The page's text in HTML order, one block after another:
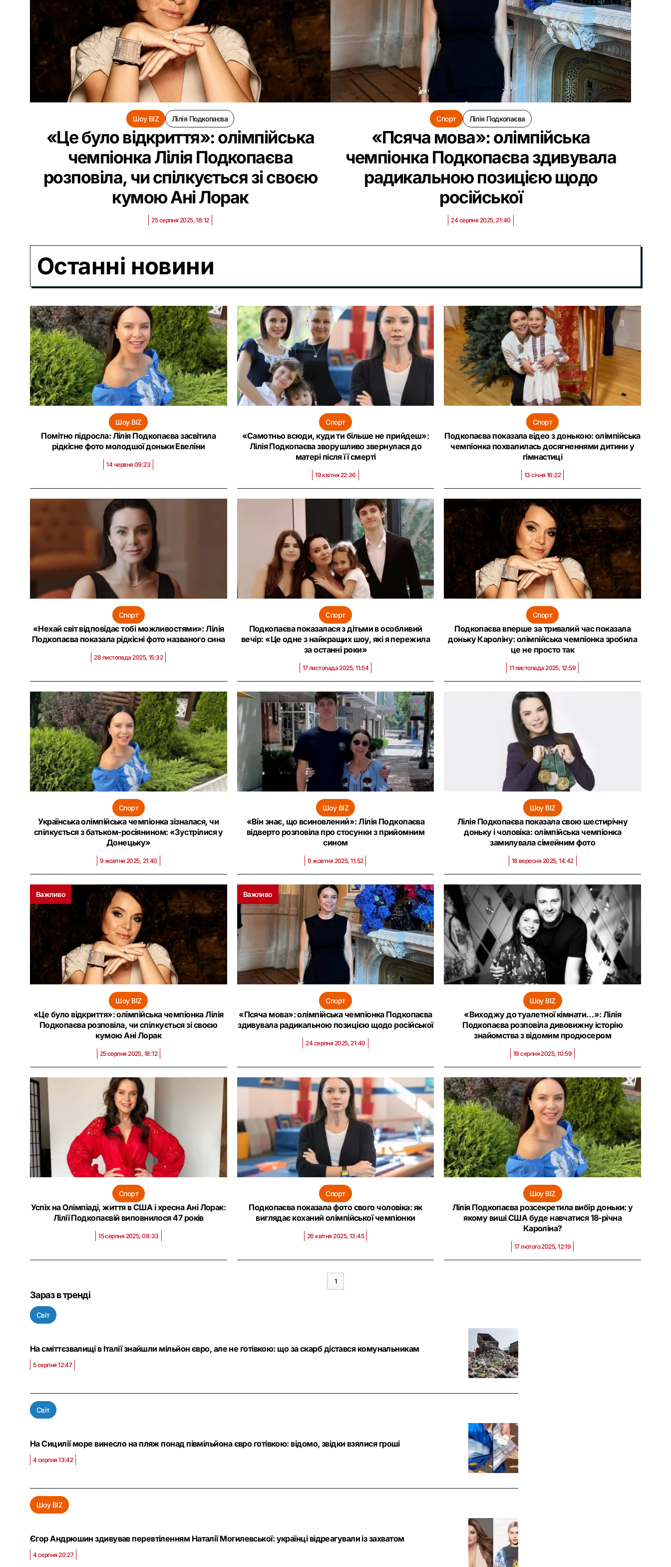
Шоу BIZ Лілія Подкопаєва
«Це було відкриття»: олімпійська
чемпіонка Лілія Подкопаєва
розповіла, чи спілкується зі своєю
кумою Ані Лорак
25 серпня 2025, 18:12
Спорт Лілія Подкопаєва
«Псяча мова»: олімпійська
чемпіонка Подкопаєва здивувала
радикальною позицією щодо
російської
24 серпня 2025, 21:40
Останні новини
Шоу BIZ
Помітно підросла: Лілія Подкопаєва засвітила
рідкісне фото молодшої доньки Евеліни
14 червня 09:23
Спорт
«Самотньо всюди, куди ти більше не прийдеш»:
Лілія Подкопаєва зворушливо звернулася до
матері після її смерті
19 квітня 22:36
Спорт
Подкопаєва показала відео з донькою: олімпійська
чемпіонка похвалилась досягненнями дитини у
гімнастиці
13 січня 16:22
Спорт
«Нехай світ відповідає тобі можливостями»: Лілія
Подкопаєва показала рідкісні фото названого сина
28 листопада 2025, 15:32
Спорт
Подкопаєва показалася з дітьми в особливий
вечір: «Це одне з найкращих шоу, які я пережила
за останні роки‎»
17 листопада 2025, 11:54
Спорт
Подкопаєва вперше за тривалий час показала
доньку Кароліну: олімпійська чемпіонка зробила
це не просто так
11 листопада 2025, 12:59
Спорт
Українська олімпійська чемпіонка зізналася, чи
спілкується з батьком-росіянином: «Зустрілися у
Донецьку‎»
9 жовтня 2025, 21:40
Шоу BIZ
«Він знає, що всиновлений»: Лілія Подкопаєва
відверто розповіла про стосунки з прийомним
сином
9 жовтня 2025, 11:52
Шоу BIZ
Лілія Подкопаєва показала свою шестирічну
доньку і чоловіка: олімпійська чемпіонка
замилувала сімейним фото
18 вересня 2025, 14:42
Важливо
Шоу BIZ
«Це було відкриття»: олімпійська чемпіонка Лілія
Подкопаєва розповіла, чи спілкується зі своєю
кумою Ані Лорак
25 серпня 2025, 18:12
Важливо
Спорт
«Псяча мова»: олімпійська чемпіонка Подкопаєва
здивувала радикальною позицією щодо російської
24 серпня 2025, 21:40
Шоу BIZ
«Виходжу до туалетної кімнати…»: Лілія
Подкопаєва розповіла дивовижну історію
знайомства з відомим продюсером
19 серпня 2025, 10:59
Спорт
Успіх на Олімпіаді, життя в США і хресна Ані Лорак:
Лілії Подкопаєвій виповнилося 47 років
15 серпня 2025, 08:33
Спорт
Подкопаєва показала фото свого чоловіка: як
виглядає коханий олімпійської чемпіонки
26 квітня 2025, 13:45
Шоу BIZ
Лілія Подкопаєва розсекретила вибір доньки: у
якому виші США буде навчатися 18-річна
Кароліна?
17 лютого 2025, 12:19
1
Зараз в тренді
Світ
На сміттєзвалищі в Італії знайшли мільйон євро, але не готівкою: що за скарб дістався комунальникам
5 серпня 12:47
Світ
На Сицилії море винесло на пляж понад півмільйона євро готівкою: відомо, звідки взялися гроші
4 серпня 13:42
Шоу BIZ
Єгор Андрюшин здивував перевтіленням Наталії Могилевської: українці відреагували із захватом
4 серпня 20:27